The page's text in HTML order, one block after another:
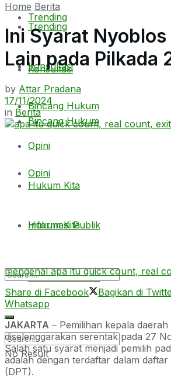
Trending
Konsultasi
Bincang Hukum
Opini
Hukum Kita
Informasi Publik
Trending
Konsultasi
Bincang Hukum
Opini
Hukum Kita
Informasi Publik
No Result
Home Berita
Ini Syarat Nyoblos
Lain pada Pilkada
by Attar Pradana
17/11/2024
in Berita
mengenal apa itu quick count, real
Share di Facebook
Bagikan di
Whatsapp
JAKARTA – Pemilihan kepala
diselenggarakan serentak pada 27
Salah satu syarat menjadi pemilih
adalah dengan terdaftar dalam daftar
(DPT).